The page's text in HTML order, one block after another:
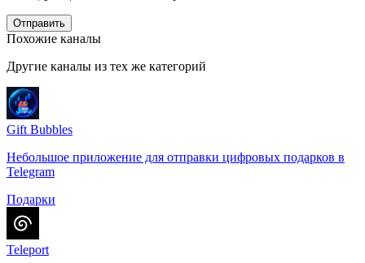
Отправить
Похожие каналы
Другие каналы из тех же категорий
Gift Bubbles
Небольшое приложение для отправки цифровых подарков в
Telegram
Подарки
Teleport